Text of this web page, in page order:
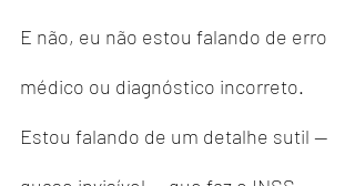
E não, eu não estou falando de erro
médico ou diagnóstico incorreto.
Estou falando de um detalhe sutil —